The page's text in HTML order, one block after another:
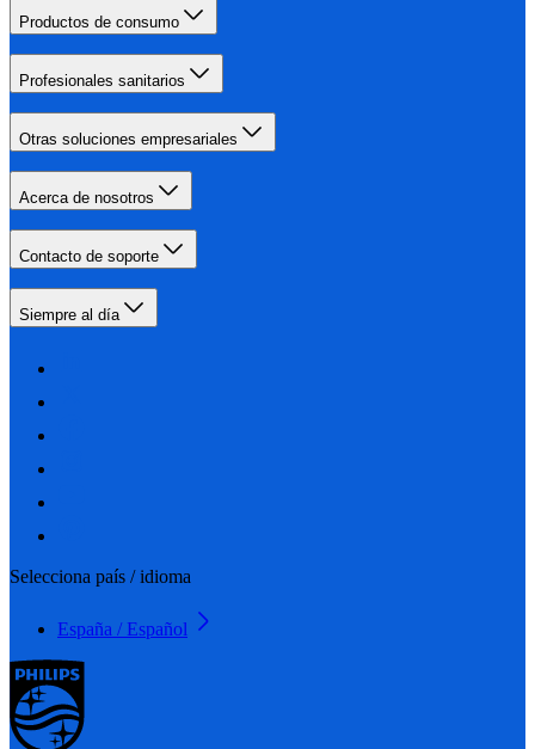
Productos de consumo
Profesionales sanitarios
Otras soluciones empresariales
Acerca de nosotros
Contacto de soporte
Siempre al día
Selecciona país / idioma
España / Español